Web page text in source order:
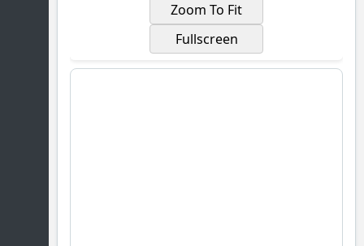
Zoom To Fit
Fullscreen